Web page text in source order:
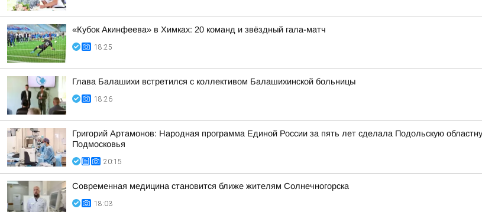
«Кубок Акинфеева» в Химках: 20 команд и звёздный гала-матч
18:25
Глава Балашихи встретился с коллективом Балашихинской больницы
18:26
Григорий Артамонов: Народная программа Единой России за пять лет сделала Подольскую
Подмосковья
20:15
Современная медицина становится ближе жителям Солнечногорска
18:03